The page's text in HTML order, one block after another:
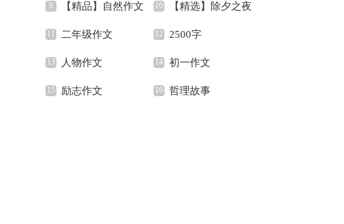
用7篇）
【精品】自然作文
五篇
【精选】除夕之夜
作文200字合集8篇
二年级作文 2500字
人物作文 初一作文
励志作文 哲理故事